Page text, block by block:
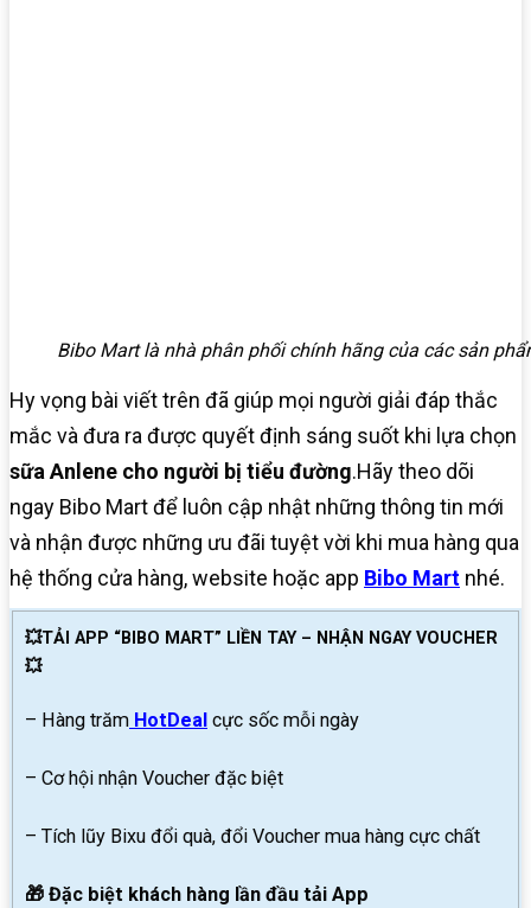
Bibo Mart là nhà phân phối chính hãng của các sản
Hy vọng bài viết trên đã giúp mọi người giải đáp thắc
mắc và đưa ra được quyết định sáng suốt khi lựa chọn
sữa Anlene cho người bị tiểu đường.Hãy theo dõi
ngay Bibo Mart để luôn cập nhật những thông tin mới
và nhận được những ưu đãi tuyệt vời khi mua hàng qua
hệ thống cửa hàng, website hoặc app Bibo Mart nhé.
💥TẢI APP “BIBO MART” LIỀN TAY – NHẬN NGAY VOUCHER
💥
– Hàng trăm HotDeal cực sốc mỗi ngày
– Cơ hội nhận Voucher đặc biệt
– Tích lũy Bixu đổi quà, đổi Voucher mua hàng cực chất
🎁 Đặc biệt khách hàng lần đầu tải App